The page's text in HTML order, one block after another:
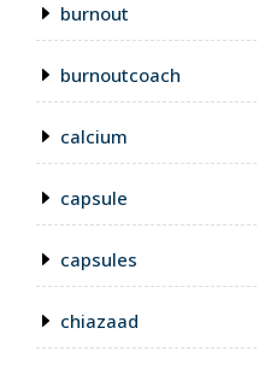
burnout
burnoutcoach
calcium
capsule
capsules
chiazaad